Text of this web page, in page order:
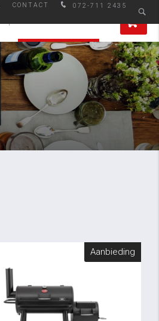
072-711 2435
CONTACT
0
Aanbieding